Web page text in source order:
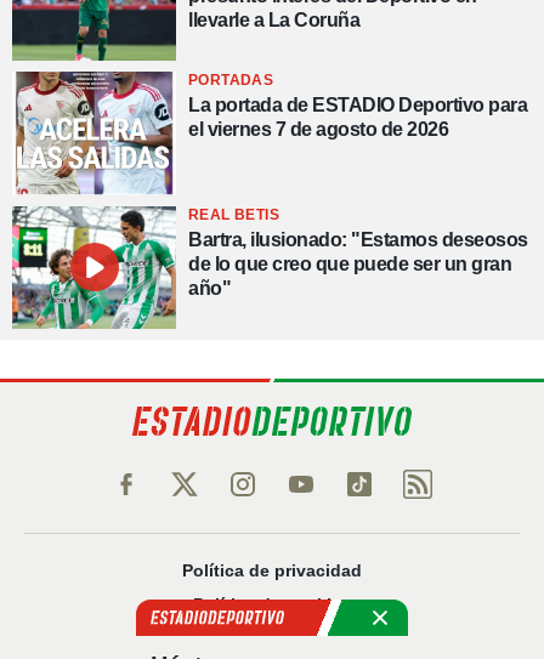
llevarle a La Coruña
PORTADAS
La portada de ESTADIO Deportivo para
el viernes 7 de agosto de 2026
REAL BETIS
Bartra, ilusionado: "Estamos deseosos
de lo que creo que puede ser un gran
año"
Política de privacidad
Política de cookies
Política Comercial